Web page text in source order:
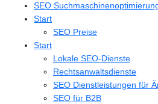
SEO
Start
SEO Preise
Start
Lokale SEO-Dienste
Rechtsanwaltsdienste
SEO Dienstleistungen für
SEO für B2B